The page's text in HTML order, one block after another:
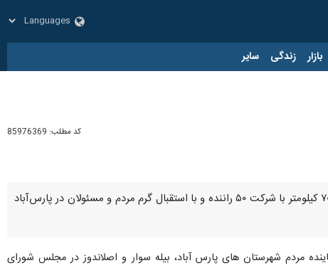
بازار زندگی سایر
کد مطلب: 85976369
پارس‌آباد - ایرنا - نخستین مسابقه اتومبیلرانی (رالی ) با خانواده، با شعار " نه به تصادفات" در مسافتی به طول ۷۰ کیلومتر با شرکت ۵۰ راننده و با استقبال گرم مردم و مسئولان در پارس‌آباد
مردم شهرستان های پارس آباد، بیله سوار و اصلاندوز در مجلس شورای